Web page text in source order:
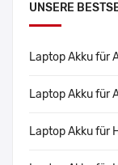
UNSERE
Laptop Akku für
Laptop Akku für
Laptop Akku für